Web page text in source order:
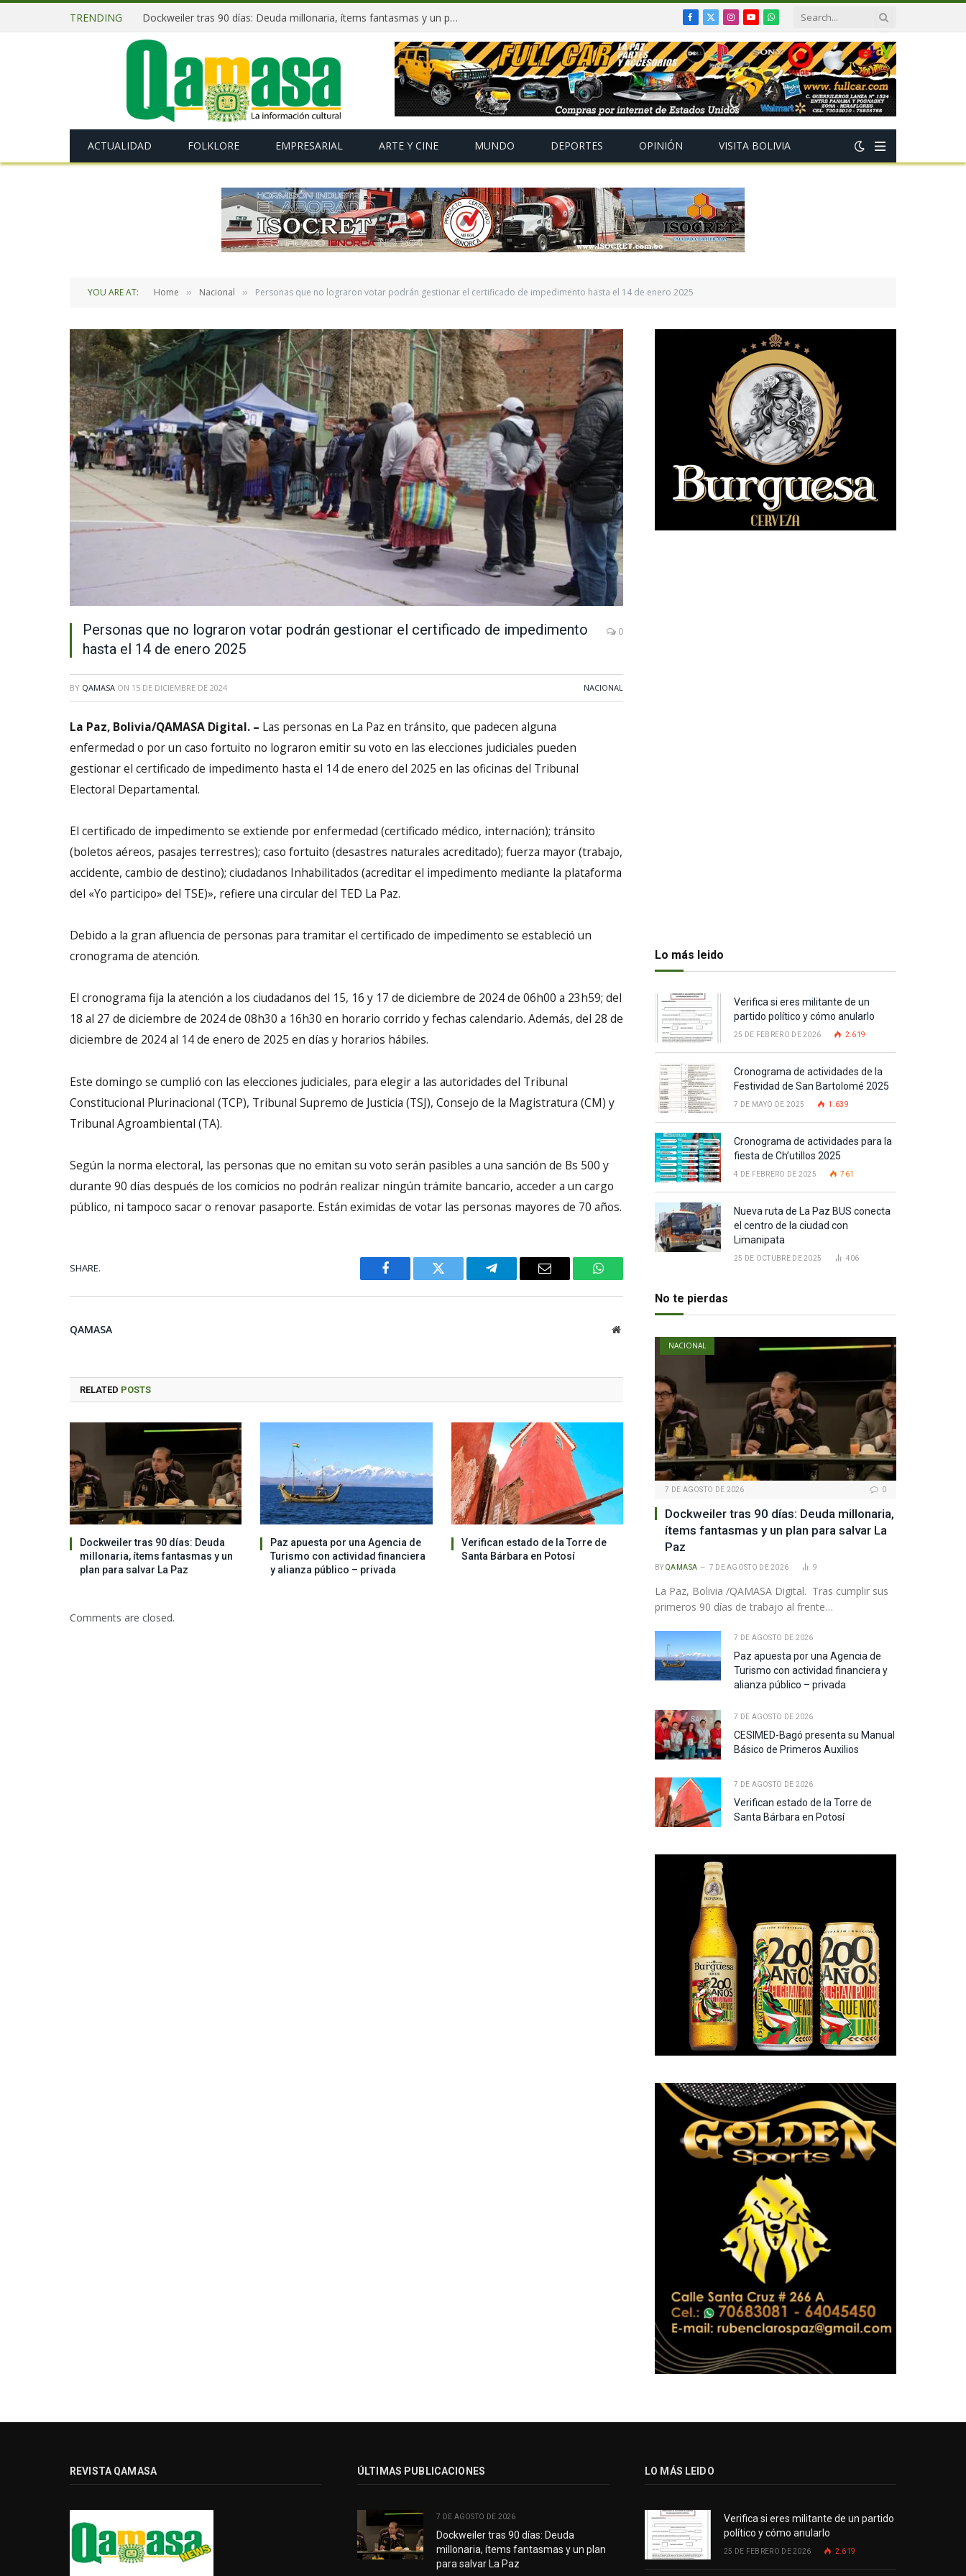
TRENDING Dockweiler tras 90 días: Deuda millonaria, ítems fantasmas y un plan para salvar La Paz Facebook
X
(Twitter)
Instagram
YouTubeWhatsApp
ACTUALIDAD FOLKLORE EMPRESARIAL ARTE Y CINE MUNDO DEPORTES OPINIÓN VISITA BOLIVIA
YOU ARE AT: Home » Nacional » Personas que no lograron votar podrán gestionar el certificado de impedimento hasta el 14 de enero 2025
Personas que no lograron votar podrán gestionar el certificado de impedimento
hasta el 14 de enero 2025
0
BY QAMASA ON 15 DE DICIEMBRE DE 2024 NACIONAL
La Paz, Bolivia/QAMASA Digital. – Las personas en La Paz en tránsito, que padecen alguna
enfermedad o por un caso fortuito no lograron emitir su voto en las elecciones judiciales pueden
gestionar el certificado de impedimento hasta el 14 de enero del 2025 en las oficinas del Tribunal
Electoral Departamental.
El certificado de impedimento se extiende por enfermedad (certificado médico, internación); tránsito
(boletos aéreos, pasajes terrestres); caso fortuito (desastres naturales acreditado); fuerza mayor (trabajo,
accidente, cambio de destino); ciudadanos Inhabilitados (acreditar el impedimento mediante la plataforma
del «Yo participo» del TSE)», refiere una circular del TED La Paz.
Debido a la gran afluencia de personas para tramitar el certificado de impedimento se estableció un
cronograma de atención.
El cronograma fija la atención a los ciudadanos del 15, 16 y 17 de diciembre de 2024 de 06h00 a 23h59; del
18 al 27 de diciembre de 2024 de 08h30 a 16h30 en horario corrido y fechas calendario. Además, del 28 de
diciembre de 2024 al 14 de enero de 2025 en días y horarios hábiles.
Este domingo se cumplió con las elecciones judiciales, para elegir a las autoridades del Tribunal
Constitucional Plurinacional (TCP), Tribunal Supremo de Justicia (TSJ), Consejo de la Magistratura (CM) y
Tribunal Agroambiental (TA).
Según la norma electoral, las personas que no emitan su voto serán pasibles a una sanción de Bs 500 y
durante 90 días después de los comicios no podrán realizar ningún trámite bancario, acceder a un cargo
público, ni tampoco sacar o renovar pasaporte. Están eximidas de votar las personas mayores de 70 años.
SHARE.
Facebook Twitter Telegram Email WhatsApp
QAMASA Website
RELATED POSTS
Dockweiler tras 90 días: Deuda
millonaria, ítems fantasmas y un
plan para salvar La Paz
Paz apuesta por una Agencia de
Turismo con actividad financiera
y alianza público – privada
Verifican estado de la Torre de
Santa Bárbara en Potosí
Comments are closed.
Lo más leido
Verifica si eres militante de un
partido político y cómo anularlo
25 DE FEBRERO DE 2026 2.619
Cronograma de actividades de la
Festividad de San Bartolomé 2025
7 DE MAYO DE 2025 1.639
Cronograma de actividades para la
fiesta de Ch’utillos 2025
4 DE FEBRERO DE 2025 761
Nueva ruta de La Paz BUS conecta
el centro de la ciudad con
Limanipata
25 DE OCTUBRE DE 2025 406
No te pierdas
NACIONAL
7 DE AGOSTO DE 2026 0
Dockweiler tras 90 días: Deuda millonaria,
ítems fantasmas y un plan para salvar La
Paz
BY QAMASA 7 DE AGOSTO DE 2026 9
La Paz, Bolivia /QAMASA Digital. Tras cumplir sus
primeros 90 días de trabajo al frente…
7 DE AGOSTO DE 2026
Paz apuesta por una Agencia de
Turismo con actividad financiera y
alianza público – privada
7 DE AGOSTO DE 2026
CESIMED-Bagó presenta su Manual
Básico de Primeros Auxilios
7 DE AGOSTO DE 2026
Verifican estado de la Torre de
Santa Bárbara en Potosí
REVISTA QAMASA ÚLTIMAS PUBLICACIONES
7 DE AGOSTO DE 2026
Dockweiler tras 90 días: Deuda
millonaria, ítems fantasmas y un plan
para salvar La Paz
LO MÁS LEIDO
Verifica si eres militante de un partido
político y cómo anularlo
25 DE FEBRERO DE 2026 2.619